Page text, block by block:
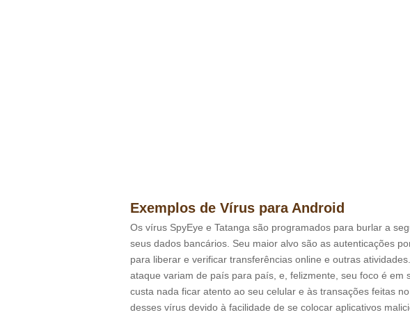
Exemplos de Vírus para Android
Os vírus SpyEye e Tatanga são programados para burlar a
seus dados bancários. Seu maior alvo são as autenticações
para liberar e verificar transferências online e outras
ataque variam de país para país, e, felizmente, seu foco é em
custa nada ficar atento ao seu celular e às transações feitas
desses vírus devido à facilidade de se colocar aplicativos